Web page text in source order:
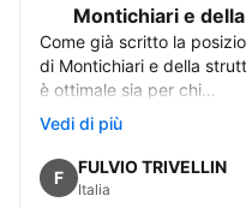
Montichiari e
Come già scritto la
di Montichiari e della
è ottimale sia per chi
desidera giungere presto al
lago di Garda (Desenzano,
Sirmione, ecc.) o per chi
desidera giungere presto a
Vedi di più
F
Recensione di
FULVIO TRIVELLIN
Italia